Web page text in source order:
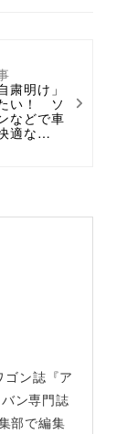
粛明け」
い！ ソ
などで車
適な…
ン誌『ア
ン専門誌
部で編集